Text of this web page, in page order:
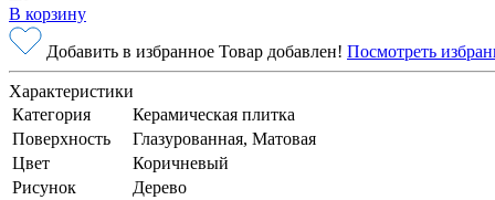
В корзину
Добавить в избранное Товар добавлен! Посмотреть
Характеристики
Категория
Керамическая плитка
Поверхность
Глазурованная, Матовая
Цвет
Коричневый
Рисунок
Дерево